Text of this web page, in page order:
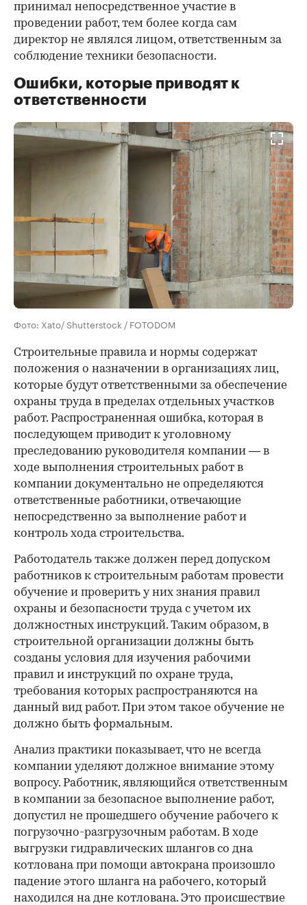
принимал непосредственное участие в
проведении работ, тем более когда сам
директор не являлся лицом, ответственным за
соблюдение техники безопасности.
Ошибки, которые приводят к
ответственности
Фото: Xato/ Shutterstock / FOTODOM
Строительные правила и нормы содержат
положения о назначении в организациях лиц,
которые будут ответственными за обеспечение
охраны труда в пределах отдельных участков
работ. Распространенная ошибка, которая в
последующем приводит к уголовному
преследованию руководителя компании — в
ходе выполнения строительных работ в
компании документально не определяются
ответственные работники, отвечающие
непосредственно за выполнение работ и
контроль хода строительства.
Работодатель также должен перед допуском
работников к строительным работам провести
обучение и проверить у них знания правил
охраны и безопасности труда с учетом их
должностных инструкций. Таким образом, в
строительной организации должны быть
созданы условия для изучения рабочими
правил и инструкций по охране труда,
требования которых распространяются на
данный вид работ. При этом такое обучение не
должно быть формальным.
Анализ практики показывает, что не всегда
компании уделяют должное внимание этому
вопросу. Работник, являющийся ответственным
в компании за безопасное выполнение работ,
допустил не прошедшего обучение рабочего к
погрузочно-разгрузочным работам. В ходе
выгрузки гидравлических шлангов со дна
котлована при помощи автокрана произошло
падение этого шланга на рабочего, который
находился на дне котлована. Это происшествие